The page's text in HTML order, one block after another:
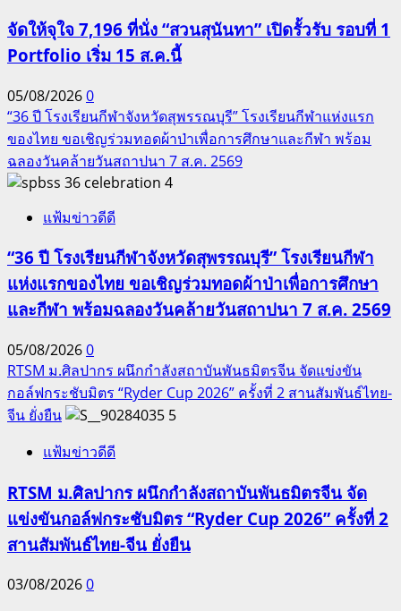
จัดให้จุใจ 7,196 ที่นั่ง “สวนสุนันทา” เปิดรั้วรับ รอบที่ 1
Portfolio เริ่ม 15 ส.ค.นี้
05/08/20260
“36 ปี โรงเรียนกีฬาจังหวัดสุพรรณบุรี” โรงเรียนกีฬาแห่งแรก
ของไทย ขอเชิญร่วมทอดผ้าป่าเพื่อการศึกษาและกีฬา พร้อม
ฉลองวันคล้ายวันสถาปนา 7 ส.ค. 2569
4
แฟ้มข่าวดีดี
“36 ปี โรงเรียนกีฬาจังหวัดสุพรรณบุรี” โรงเรียนกีฬา
แห่งแรกของไทย ขอเชิญร่วมทอดผ้าป่าเพื่อการศึกษา
และกีฬา พร้อมฉลองวันคล้ายวันสถาปนา 7 ส.ค. 2569
05/08/20260
RTSM ม.ศิลปากร ผนึกกำลังสถาบันพันธมิตรจีน จัดแข่งขัน
กอล์ฟกระชับมิตร “Ryder Cup 2026” ครั้งที่ 2 สานสัมพันธ์ไทย-
จีน ยั่งยืน
5
แฟ้มข่าวดีดี
RTSM ม.ศิลปากร ผนึกกำลังสถาบันพันธมิตรจีน จัด
แข่งขันกอล์ฟกระชับมิตร “Ryder Cup 2026” ครั้งที่ 2
สานสัมพันธ์ไทย-จีน ยั่งยืน
03/08/20260